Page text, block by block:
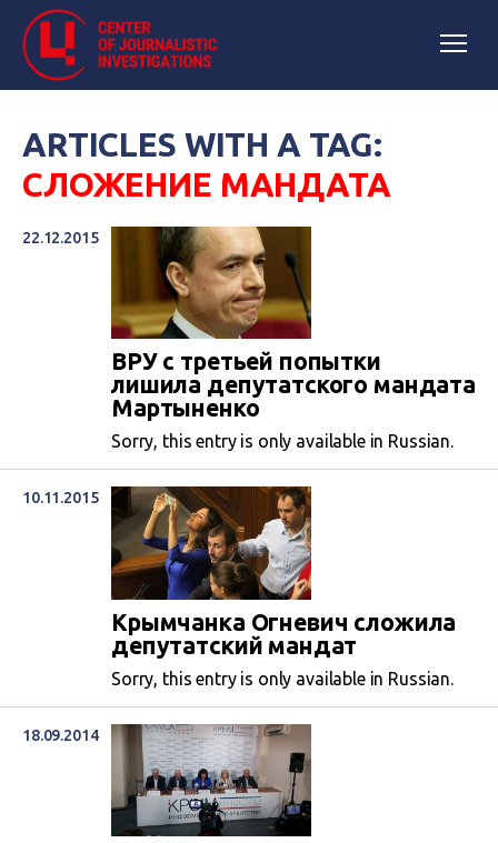
ARTICLES WITH A TAG:
СЛОЖЕНИЕ МАНДАТА
22.12.2015
ВРУ с третьей попытки
лишила депутатского мандата
Мартыненко
Sorry, this entry is only available in Russian.
10.11.2015
Крымчанка Огневич сложила
депутатский мандат
Sorry, this entry is only available in Russian.
18.09.2014